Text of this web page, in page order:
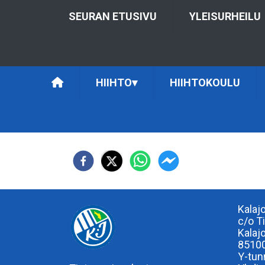
SEURAN ETUSIVU YLEISURHEILU
HIIHTO▾ HIIHTOKOULU
c/o
Y-